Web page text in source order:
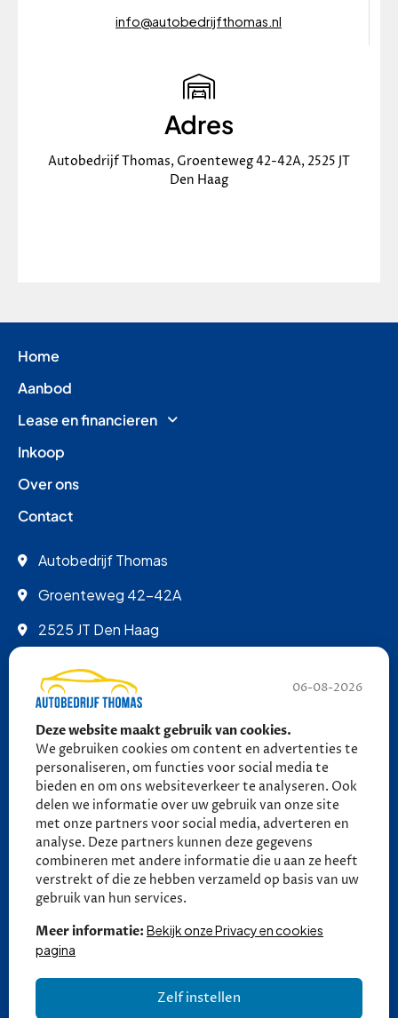
06-08-2026
Deze website maakt gebruik van cookies.
We gebruiken cookies om content en advertenties te
personaliseren, om functies voor social media te
bieden en om ons websiteverkeer te analyseren. Ook
delen we informatie over uw gebruik van onze site
met onze partners voor social media, adverteren en
analyse. Deze partners kunnen deze gegevens
combineren met andere informatie die u aan ze heeft
verstrekt of die ze hebben verzameld op basis van uw
gebruik van hun services.
Meer informatie: Bekijk onze Privacy en cookies
pagina
Zelf instellen
info@autobedrijfthomas.nl
Adres
Autobedrijf Thomas, Groenteweg 42-42A, 2525 JT
Den Haag
Home
Aanbod
Lease en financieren
Inkoop
Over ons
Contact
Autobedrijf Thomas
Groenteweg 42-42A
2525 JT Den Haag
info@autobedrijfthomas.nl
070 - 389 9852
06 - 27 58 27 18 (tot 21:30)
06 - 27 58 27 18 (tot 21:30)
Ma - Vr: 09:00 - 17:00
Za: 10:00 - 13:30
Zo: Gesloten